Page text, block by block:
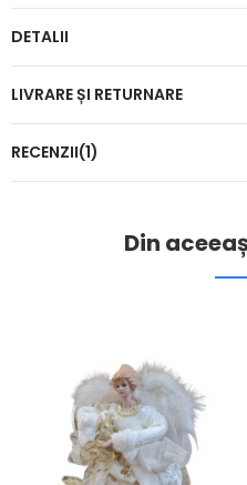
DETALII
LIVRARE ȘI RETURNARE
RECENZII(1)
Din